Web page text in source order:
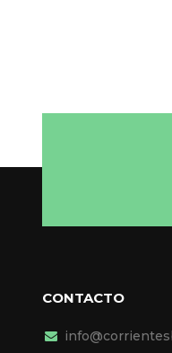
CONTACTO